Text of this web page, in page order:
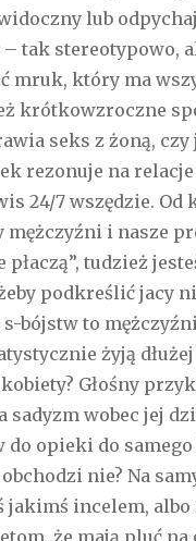
lub
tak stereotypowo,
mruk, który ma
krótkowzroczne
seks z żoną,
rezonuje na
24/7 wszędzie.
mężczyźni i nasze
płaczą”, tudzież
podkreślić jacy
bójstw to
żyją
Głośny
sadyzm wobec jej
do opieki do
nie? Na
jakimś incelem,
że mają pluć